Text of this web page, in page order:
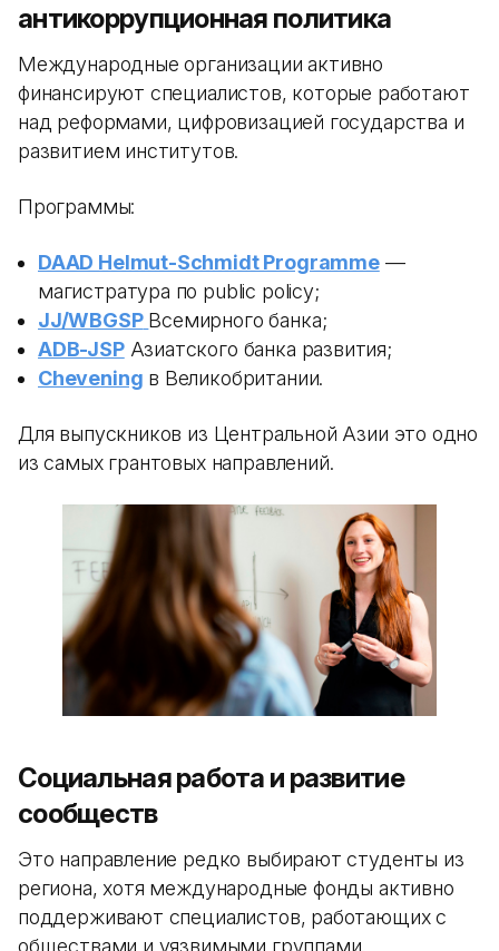
антикоррупционная политика
Международные организации активно
финансируют специалистов, которые работают
над реформами, цифровизацией государства и
развитием институтов.
Программы:
DAAD Helmut-Schmidt Programme—
магистратура по public policy;
JJ/WBGSP Всемирного банка;
ADB-JSPАзиатского банка развития;
Chevening в Великобритании.
Для выпускников из Центральной Азии это одно
из самых грантовых направлений.
Социальная работа и развитие
сообществ
Это направление редко выбирают студенты из
региона, хотя международные фонды активно
поддерживают специалистов, работающих с
обществами и уязвимыми группами.